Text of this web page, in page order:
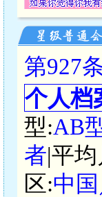
第927
个人档
型:AB
者|平
区:中